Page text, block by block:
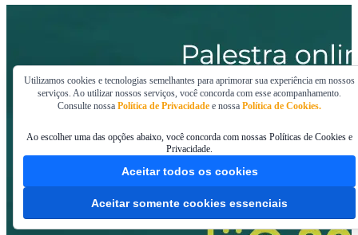
Utilizamos cookies e tecnologias semelhantes para aprimorar sua experiência em nossos
serviços. Ao utilizar nossos serviços, você concorda com esse acompanhamento.
Consulte nossa Política de Privacidade e nossa Política de Cookies.
Ao escolher uma das opções abaixo, você concorda com nossas Políticas de Cookies e
Privacidade.
Aceitar todos os cookies
Aceitar somente cookies essenciais